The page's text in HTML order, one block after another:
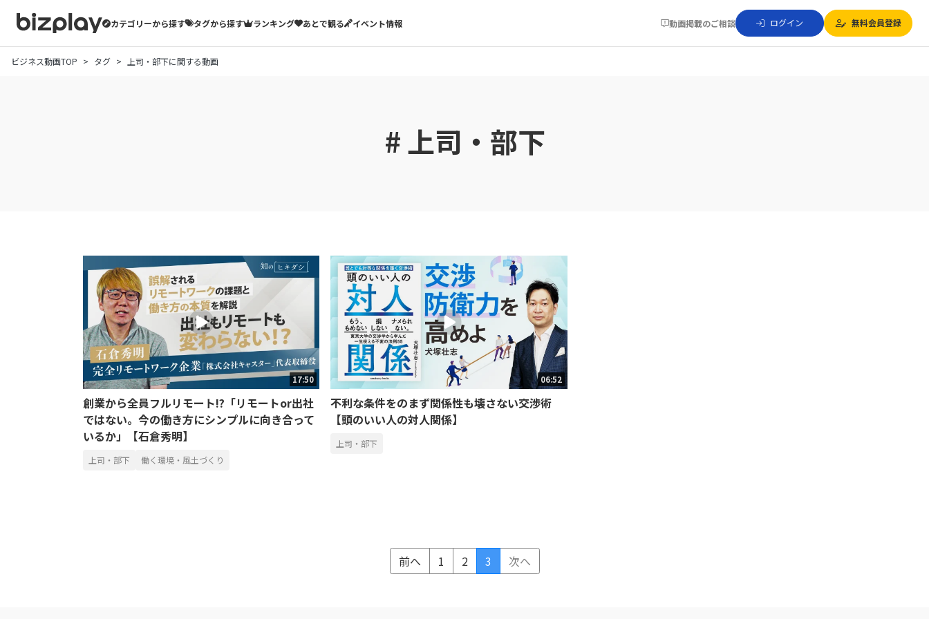
カテゴリーから探す タグから探す ランキング あとで観る イベント情報 動画掲載のご相談 ログイン 無料会員登録
ビジネス動画TOP タグ 上司・部下に関する動画
# 上司・部下
17:50
創業から全員フルリモート!?「リモートor出社
ではない。今の働き方にシンプルに向き合って
いるか」【石倉秀明】
上司・部下 働く環境・風土づくり
06:52
不利な条件をのまず関係性も壊さない交渉術
【頭のいい人の対人関係】
上司・部下
前へ 1 2 3 次へ